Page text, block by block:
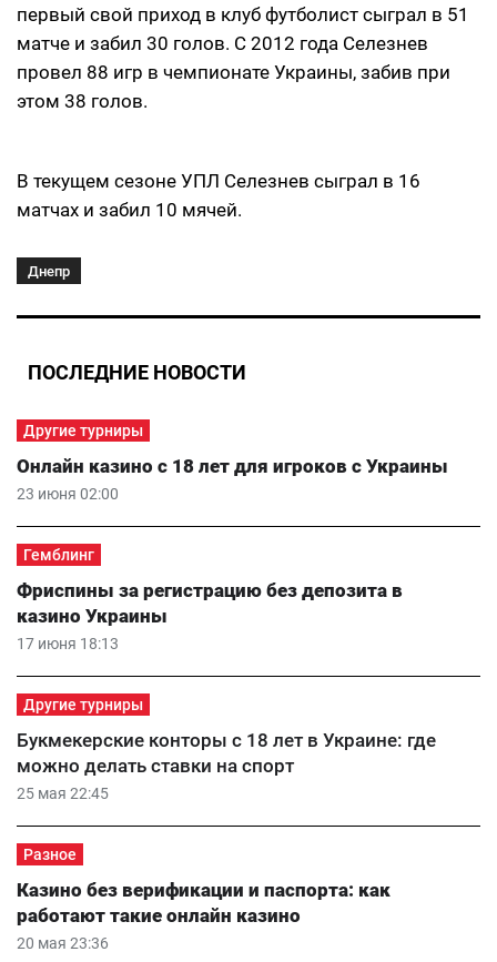
первый свой приход в клуб футболист сыграл в 51
матче и забил 30 голов. С 2012 года Селезнев
провел 88 игр в чемпионате Украины, забив при
этом 38 голов.
В текущем сезоне УПЛ Селезнев сыграл в 16
матчах и забил 10 мячей.
Днепр
ПОСЛЕДНИЕ НОВОСТИ
Другие турниры
23 июня 02:00
Онлайн казино с 18 лет для игроков с Украины
Гемблинг
17 июня 18:13
Фриспины за регистрацию без депозита в
казино Украины
Другие турниры
25 мая 22:45
Букмекерские конторы с 18 лет в Украине: где
можно делать ставки на спорт
Разное
20 мая 23:36
Казино без верификации и паспорта: как
работают такие онлайн казино